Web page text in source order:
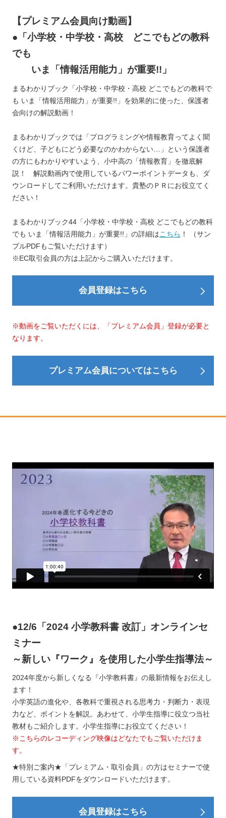
【プレミアム会員向け動画】
●「 小学校・中学校・高校 どこでもどの教科
でも
いま「情報活用能力」が重要!!」
まるわかりブック「小学校・中学校・高校 どこでもどの教科で
も いま「情報活用能力」が重要!!」を効果的に使った、保護者
会向けの解説動画！
まるわかりブックでは「プログラミングや情報教育ってよく聞
くけど、子どもにどう必要なのかわからない…」という保護者
の方にもわかりやすいよう、小中高の「情報教育」を徹底解
説！ 解説動画内で使用しているパワーポイントデータも、ダ
ウンロードしてご利用いただけます。貴塾のＰＲにお役立てく
ださい！
まるわかりブック44「小学校・中学校・高校 どこでもどの教科
でも いま「情報活用能力」が重要!!」の詳細はこちら ！ （サン
プルPDFもご覧いただけます）
※EC取引会員の方は上記からご購入いただけます。
会員登録はこちら
※動画をご覧いただくには、「プレミアム会員」登録が必要と
なります。
プレミアム会員についてはこちら
●12/6「2024 小学教科書 改訂」オンラインセ
ミナー
～新しい『ワーク』を使用した小学生指導法～
2024年度から新しくなる『小学教科書』の最新情報をお伝えし
ます！
小学英語の進化や、各教科で重視される思考力・判断力・表現
力など、ポイントを解説。あわせて、小学生指導に役立つ当社
教材もご紹介します。小学生指導にお役立てください！
※こちらのレコーディング映像はどなたでもご覧いただけま
す。
★特別ご案内★「プレミアム・取引会員」の方はセミナーで使
用している資料PDFをダウンロードいただけます。
会員登録はこちら